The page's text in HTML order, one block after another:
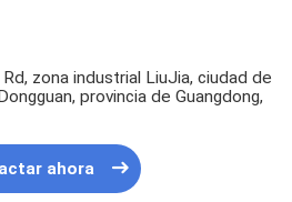
zona industrial LiuJia, ciudad de
provincia de Guangdong,
ahora